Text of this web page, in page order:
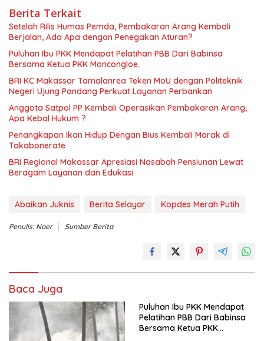
Berita Terkait
Setelah Rilis Humas Pemda, Pembakaran Arang Kembali
Berjalan, Ada Apa dengan Penegakan Aturan?
Puluhan Ibu PKK Mendapat Pelatihan PBB Dari Babinsa
Bersama Ketua PKK Moncongloe.
BRI KC Makassar Tamalanrea Teken MoU dengan Politeknik
Negeri Ujung Pandang Perkuat Layanan Perbankan
Anggota Satpol PP Kembali Operasikan Pembakaran Arang,
Apa Kebal Hukum ?
Penangkapan Ikan Hidup Dengan Bius Kembali Marak di
Takabonerate
BRI Regional Makassar Apresiasi Nasabah Pensiunan Lewat
Beragam Layanan dan Edukasi
Abaikan Juknis Berita Selayar Kopdes Merah Putih
Penulis: Noer Sumber Berita
Baca Juga
Puluhan Ibu PKK Mendapat
Pelatihan PBB Dari Babinsa
Bersama Ketua PKK